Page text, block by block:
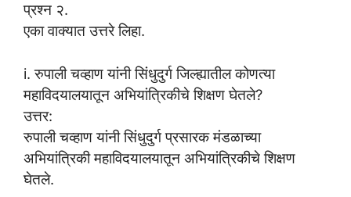
प्रश्न २.
एका वाक्यात उत्तरे लिहा.
i. रुपाली चव्हाण यांनी सिंधुदुर्ग जिल्ह्यातील कोणत्या
महाविदयालयातून अभियांत्रिकीचे शिक्षण घेतले?
उत्तर:
रुपाली चव्हाण यांनी सिंधुदुर्ग प्रसारक मंडळाच्या
अभियांत्रिकी महाविदयालयातून अभियांत्रिकीचे शिक्षण
घेतले.